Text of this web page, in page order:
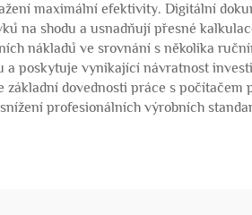
maximální efektivity. Digitální
na shodu a usnadňují přesné
nákladů ve srovnání s několika
a poskytuje vynikající návratnost
základní dovednosti práce s počítačem
profesionálních výrobních